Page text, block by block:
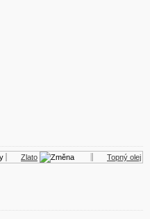
Zlato Topný olej